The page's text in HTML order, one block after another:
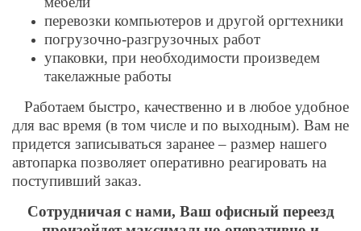
перевозки компьютеров и другой оргтехники
погрузочно-разгрузочных работ
упаковки, при необходимости произведем
такелажные работы
Работаем быстро, качественно и в любое удобное
для вас время (в том числе и по выходным). Вам не
придется записываться заранее – размер нашего
автопарка позволяет оперативно реагировать на
поступивший заказ.
Сотрудничая с нами, Ваш офисный переезд